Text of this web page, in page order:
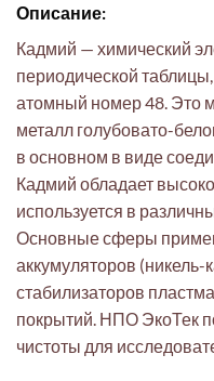
Описание:
Кадмий — химический
периодической
атомный номер 48. Это
металл голубовато-
в основном в виде
Кадмий обладает
используется в
Основные сферы
аккумуляторов
стабилизаторов
покрытий. НПО ЭкоТек
чистоты для